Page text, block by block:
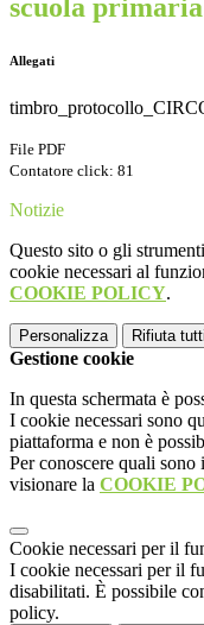
scuola primaria
Allegati
File PDF
Contatore click: 81
Notizie
Questo sito o gli
cookie necessari al
COOKIE POLICY.
Personalizza Rifiuta tutti
Gestione cookie
In questa schermata è
I cookie necessari sono
piattaforma e non è
Per conoscere quali
visionare la COOKIE
Cookie necessari per il
I cookie necessari per il
disabilitati. È possibile
policy.